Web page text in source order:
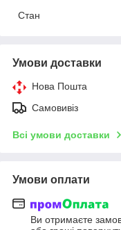
Стан
Умови доставки
Нова Пошта
Самовивіз
Всі умови доставки
Умови оплати
Ви отримаєте